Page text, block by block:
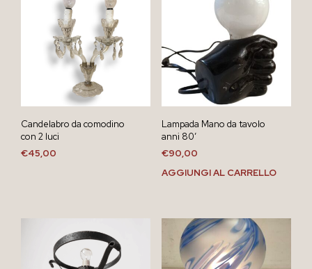
Candelabro da comodino
con 2 luci
€45,00
Lampada Mano da tavolo
anni 80′
€90,00
AGGIUNGI AL CARRELLO